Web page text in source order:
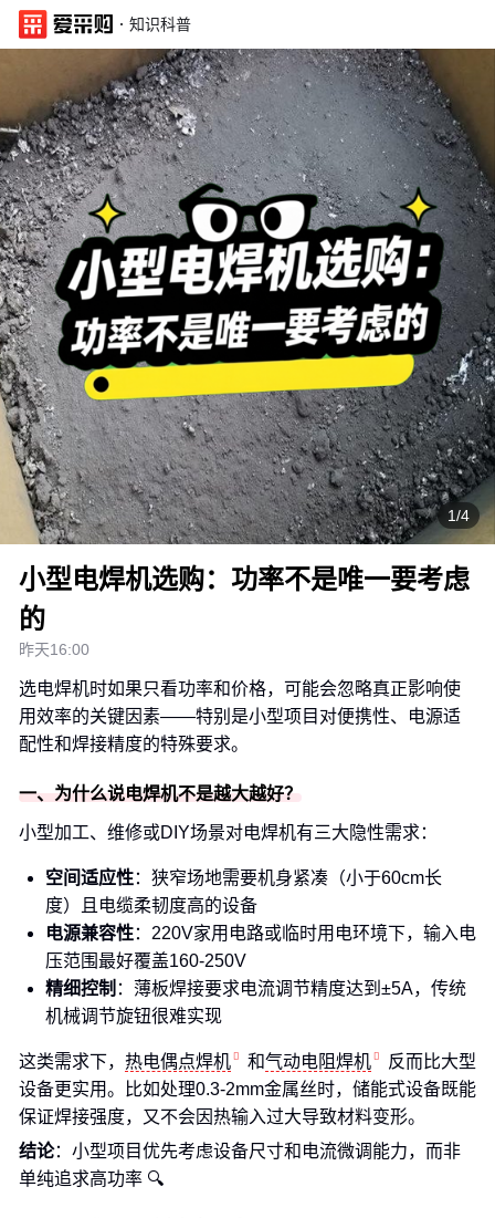
· 知识科普
1/4
小型电焊机选购：功率不是唯一要考虑
的
昨天16:00
选电焊机时如果只看功率和价格，可能会忽略真正影响使
用效率的关键因素——特别是小型项目对便携性、电源适
配性和焊接精度的特殊要求。
一、为什么说电焊机不是越大越好？
小型加工、维修或DIY场景对电焊机有三大隐性需求：
空间适应性：狭窄场地需要机身紧凑（小于60cm长
度）且电缆柔韧度高的设备
电源兼容性：220V家用电路或临时用电环境下，输入电
压范围最好覆盖160-250V
精细控制 ：薄板焊接要求电流调节精度达到±5A，传统
机械调节旋钮很难实现
这类需求下， 热电偶点焊机 和气动电阻焊机
反而比大型
设备更实用。比如处理0.3-2mm金属丝时，储能式设备既能
保证焊接强度，又不会因热输入过大导致材料变形。
结论：小型项目优先考虑设备尺寸和电流微调能力，而非
单纯追求高功率 🔍